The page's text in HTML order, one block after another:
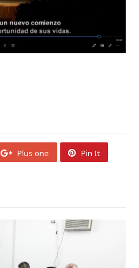
Plus one Pin It